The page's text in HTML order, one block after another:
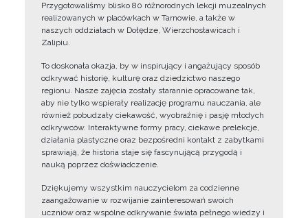
Przygotowaliśmy blisko 80 różnorodnych lekcji muzealnych
realizowanych w placówkach w Tarnowie, a także w
naszych oddziałach w Dołędze, Wierzchosławicach i
Zalipiu.
To doskonała okazja, by w inspirujący i angażujący sposób
odkrywać historię, kulturę oraz dziedzictwo naszego
regionu. Nasze zajęcia zostały starannie opracowane tak,
aby nie tylko wspierały realizację programu nauczania, ale
również pobudzały ciekawość, wyobraźnię i pasję młodych
odkrywców. Interaktywne formy pracy, ciekawe prelekcje,
działania plastyczne oraz bezpośredni kontakt z zabytkami
sprawiają, że historia staje się fascynującą przygodą i
nauką poprzez doświadczenie.
Dziękujemy wszystkim nauczycielom za codzienne
zaangażowanie w rozwijanie zainteresowań swoich
uczniów oraz wspólne odkrywanie świata pełnego wiedzy i